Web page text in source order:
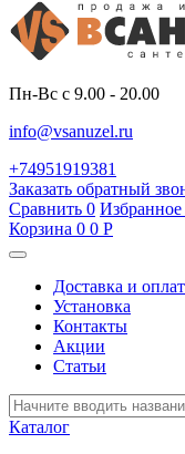
Пн-Вс с 9.00 - 20.00
info@vsanuzel.ru
+74951919381
Заказать обратный
Сравнить 0 Избранное
Корзина 0 0 Р
Доставка и
Установка
Контакты
Акции
Статьи
Каталог